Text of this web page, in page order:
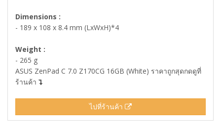
Dimensions :
- 189 x 108 x 8.4 mm (LxWxH)*4
Weight :
- 265 g
ASUS ZenPad C 7.0 Z170CG 16GB (White) ราคาถูกสุดกดดูที่
ร้านค้า
ไปที่ร้านค้า